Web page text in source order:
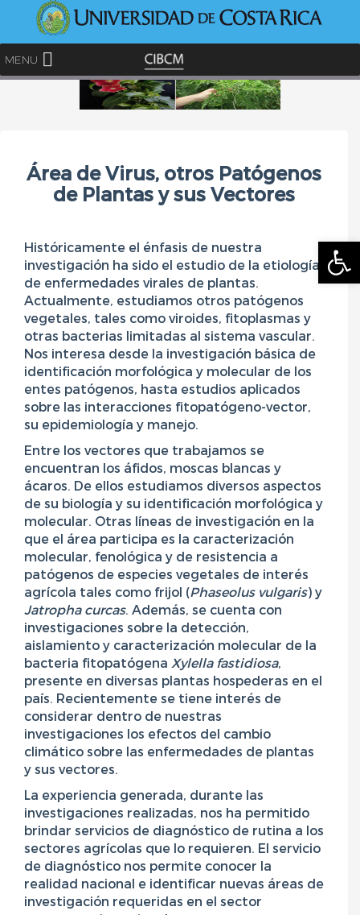
MENU
Área de Virus, otros Patógenos
de Plantas y sus Vectores
Históricamente el énfasis de nuestra
investigación ha sido el estudio de la etiología
de enfermedades virales de plantas.
Actualmente, estudiamos otros patógenos
vegetales, tales como viroides, fitoplasmas y
otras bacterias limitadas al sistema vascular.
Nos interesa desde la investigación básica de
identificación morfológica y molecular de los
entes patógenos, hasta estudios aplicados
sobre las interacciones fitopatógeno-vector,
su epidemiología y manejo.
Entre los vectores que trabajamos se
encuentran los áfidos, moscas blancas y
ácaros. De ellos estudiamos diversos aspectos
de su biología y su identificación morfológica y
molecular. Otras líneas de investigación en la
que el área participa es la caracterización
molecular, fenológica y de resistencia a
patógenos de especies vegetales de interés
agrícola tales como frijol (Phaseolus vulgaris) y
Jatropha curcas. Además, se cuenta con
investigaciones sobre la detección,
aislamiento y caracterización molecular de la
bacteria fitopatógena Xylella fastidiosa,
presente en diversas plantas hospederas en el
país. Recientemente se tiene interés de
considerar dentro de nuestras
investigaciones los efectos del cambio
climático sobre las enfermedades de plantas
y sus vectores.
La experiencia generada, durante las
investigaciones realizadas, nos ha permitido
brindar servicios de diagnóstico de rutina a los
sectores agrícolas que lo requieren. El servicio
de diagnóstico nos permite conocer la
realidad nacional e identificar nuevas áreas de
investigación requeridas en el sector